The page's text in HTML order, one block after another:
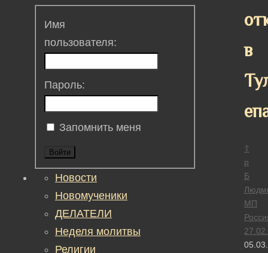
в
☦
р
Б
МП
Имя
пользователя:
Пароль:
Запомнить меня
Войти
Новости
Новомученики
ДЕЛАТЕЛИ
Неделя молитвы
Религии